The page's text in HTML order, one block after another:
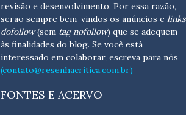
revisão e desenvolvimento. Por essa razão,
serão sempre bem-vindos os anúncios e links
dofollow(sem tag nofollow) que se adequem
às finalidades do blog. Se você está
interessado em colaborar, escreva para nós
(contato@resenhacritica.com.br)
FONTES E ACERVO